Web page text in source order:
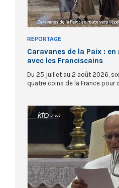
REPORTAGE
Caravanes de la Paix :
avec les Franciscains
Du 25 juillet au 2 août 2026,
quatre coins de la France pour